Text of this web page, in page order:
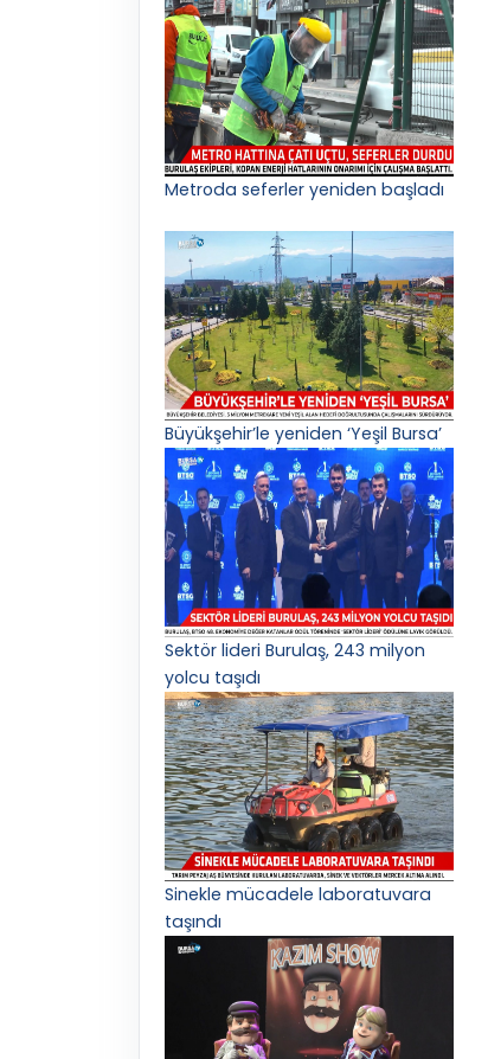
Metroda seferler yeniden başladı
Büyükşehir’le yeniden ‘Yeşil Bursa’
Sektör lideri Burulaş, 243 milyon
yolcu taşıdı
Sinekle mücadele laboratuvara
taşındı